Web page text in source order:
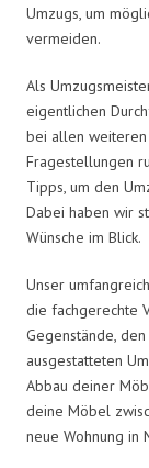
Umzugs, um
vermeiden.
Als
eigentlichen
bei allen weiteren
Fragestellungen
Tipps, um den
Dabei haben wir
Wünsche im Blick.
Unser
die fachgerechte
Gegenstände,
ausgestatteten
Abbau deiner
deine Möbel
neue Wohnung in